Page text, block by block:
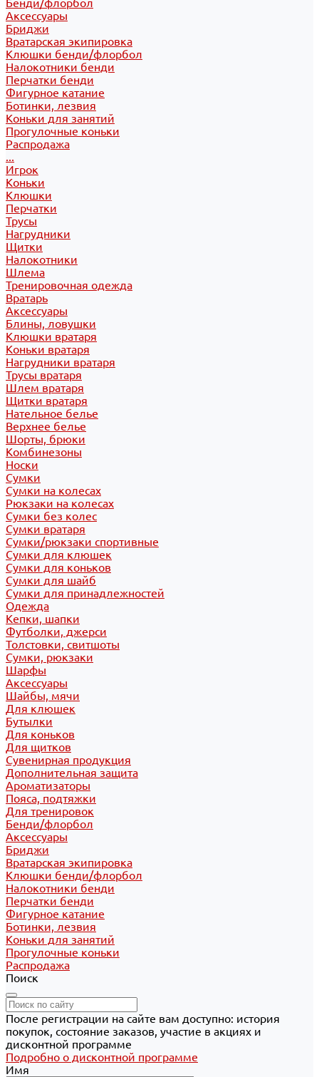
Бенди/флорбол
Аксессуары
Бриджи
Вратарская экипировка
Клюшки бенди/флорбол
Налокотники бенди
Перчатки бенди
Фигурное катание
Ботинки, лезвия
Коньки для занятий
Прогулочные коньки
Распродажа
...
Игрок
Коньки
Клюшки
Перчатки
Трусы
Нагрудники
Щитки
Налокотники
Шлема
Тренировочная одежда
Вратарь
Аксессуары
Блины, ловушки
Клюшки вратаря
Коньки вратаря
Нагрудники вратаря
Трусы вратаря
Шлем вратаря
Щитки вратаря
Нательное белье
Верхнее белье
Шорты, брюки
Комбинезоны
Носки
Сумки
Сумки на колесах
Рюкзаки на колесах
Сумки без колес
Сумки вратаря
Сумки/рюкзаки спортивные
Сумки для клюшек
Сумки для коньков
Сумки для шайб
Сумки для принадлежностей
Одежда
Кепки, шапки
Футболки, джерси
Толстовки, свитшоты
Сумки, рюкзаки
Шарфы
Аксессуары
Шайбы, мячи
Для клюшек
Бутылки
Для коньков
Для щитков
Сувенирная продукция
Дополнительная защита
Ароматизаторы
Пояса, подтяжки
Для тренировок
Бенди/флорбол
Аксессуары
Бриджи
Вратарская экипировка
Клюшки бенди/флорбол
Налокотники бенди
Перчатки бенди
Фигурное катание
Ботинки, лезвия
Коньки для занятий
Прогулочные коньки
Распродажа
Поиск
После регистрации на сайте вам доступно: история
покупок, состояние заказов, участие в акциях и
дисконтной программе
Подробно о дисконтной программе
Имя